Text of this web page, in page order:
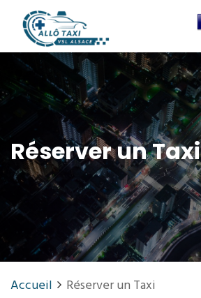
Réserver un Taxi
Accueil Réserver un Taxi